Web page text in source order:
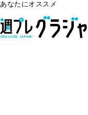
あなたにオススメ